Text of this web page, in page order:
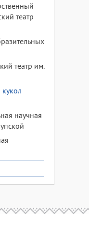
театр
театр им.
научная